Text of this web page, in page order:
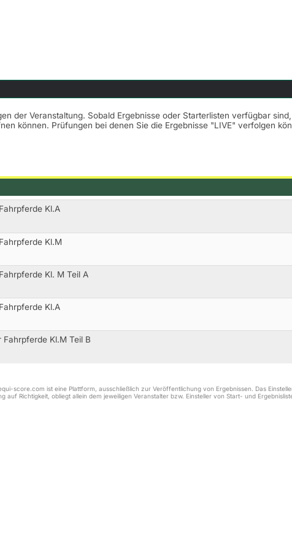
der Veranstaltung. Sobald Ergebnisse oder Starterlisten verfügbar
können. Prüfungen bei denen Sie die Ergebnisse "LIVE" verfolgen
Kl.A
Kl.M
Kl. M Teil A
Kl.A
Kl.M Teil B
score.com ist eine Plattform, ausschließlich zur Veröffentlichung von Ergebnissen. Das
auf Richtigkeit, obliegt allein dem jeweiligen Veranstalter bzw. Einsteller von Start- und